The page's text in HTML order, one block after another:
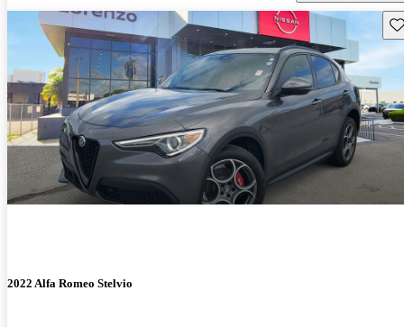
2022 Alfa Romeo Stelvio